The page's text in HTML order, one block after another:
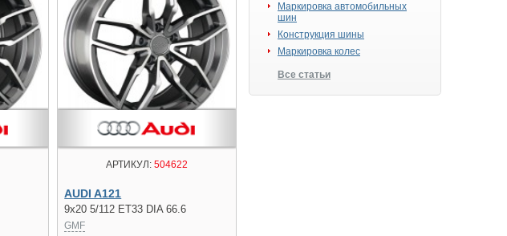
Маркировка автомобильных
шин
Конструкция шины
Маркировка колес
Все статьи
АРТИКУЛ: 504622
AUDI A121
9x20 5/112 ET33 DIA 66.6
GMF